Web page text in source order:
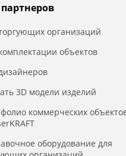
организаций
объектов
3D модели изделий
коммерческих
оборудование для